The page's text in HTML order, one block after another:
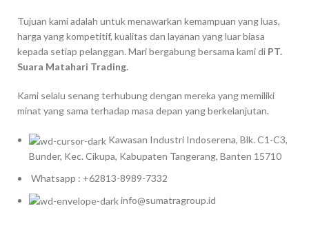
Tujuan kami adalah untuk menawarkan kemampuan yang luas,
harga yang kompetitif, kualitas dan layanan yang luar biasa
kepada setiap pelanggan. Mari bergabung bersama kami di PT.
Suara Matahari Trading.
Kami selalu senang terhubung dengan mereka yang memiliki
minat yang sama terhadap masa depan yang berkelanjutan.
Kawasan Industri Indoserena, Blk. C1-C3,
Bunder, Kec. Cikupa, Kabupaten Tangerang, Banten 15710
Whatsapp : +62813-8989-7332
info@sumatragroup.id